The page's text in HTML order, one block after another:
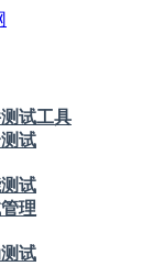
试工具
试
试
理
试